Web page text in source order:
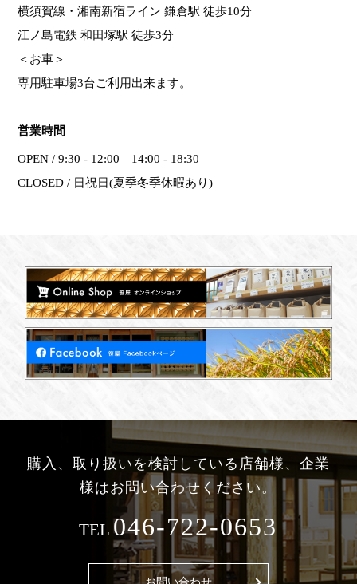
横須賀線・湘南新宿ライン 鎌倉駅 徒歩10分
江ノ島電鉄 和田塚駅 徒歩3分
＜お車＞
専用駐車場3台ご利用出来ます。
営業時間
OPEN / 9:30 - 12:00 14:00 - 18:30
CLOSED / 日祝日(夏季冬季休暇あり)
購入、取り扱いを検討している 店舗様、企業
様はお問い合わせください。
TEL046-722-0653